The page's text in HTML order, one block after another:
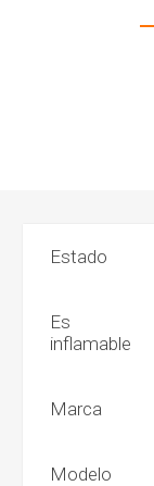
Estado
Es
inflamable
Marca
Modelo